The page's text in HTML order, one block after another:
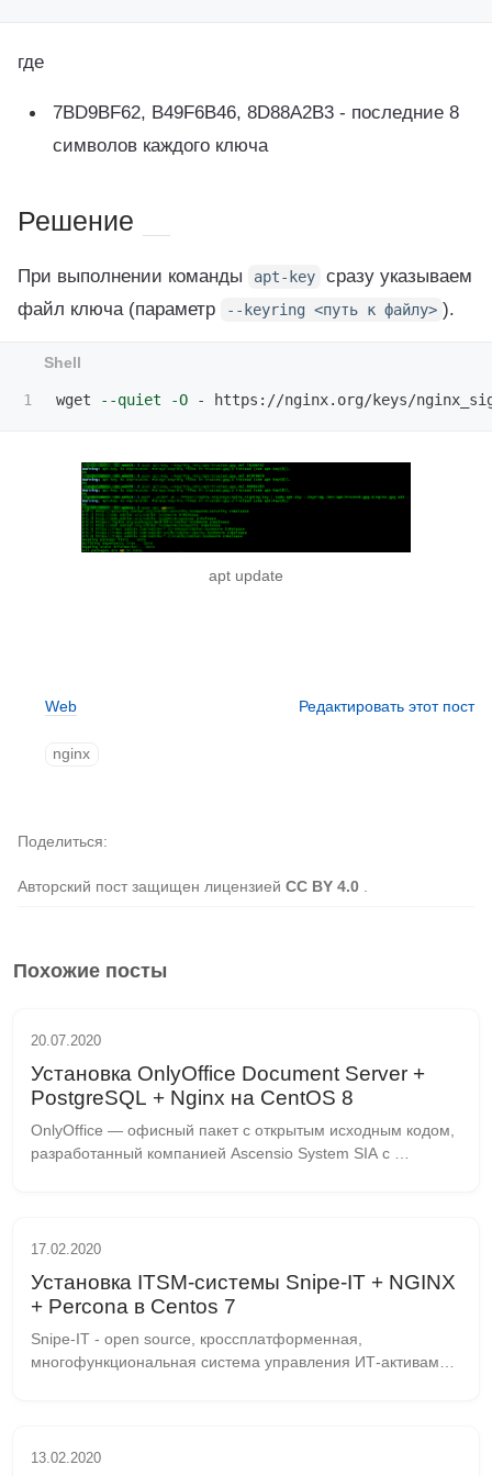
где
7BD9BF62, B49F6B46, 8D88A2B3 - последние 8
символов каждого ключа
Решение
При выполнении команды apt-key
сразу указываем
файл ключа (параметр
--keyring <путь к файлу> ).
wget --quiet -O - https://nginx.org/keys/
apt update
Web Редактировать этот пост
nginx
Авторский пост защищен лицензией CC BY 4.0
Поделиться
Похожие посты
20.07.2020
Установка OnlyOffice Document Server +
PostgreSQL + Nginx на CentOS 8
OnlyOffice — офисный пакет с открытым исходным кодом,
разработанный компанией Ascensio System SIA с
17.02.2020
Установка ITSM-системы Snipe-IT + NGINX
+ Percona в Centos 7
Snipe-IT - open source, кроссплатформенная,
многофункциональная система управления ИТ-активами
13.02.2020